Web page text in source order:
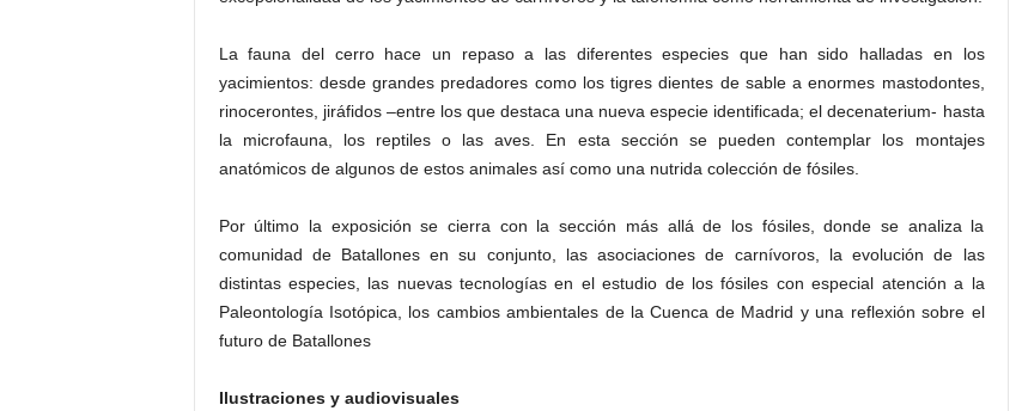
La fauna del cerro hace un repaso a las diferentes especies que han sido halladas en los
yacimientos: desde grandes predadores como los tigres dientes de sable a enormes mastodontes,
rinocerontes, jiráfidos –entre los que destaca una nueva especie identificada; el decenaterium- hasta
la microfauna, los reptiles o las aves. En esta sección se pueden contemplar los montajes
anatómicos de algunos de estos animales así como una nutrida colección de fósiles.
Por último la exposición se cierra con la sección más allá de los fósiles, donde se analiza la
comunidad de Batallones en su conjunto, las asociaciones de carnívoros, la evolución de las
distintas especies, las nuevas tecnologías en el estudio de los fósiles con especial atención a la
Paleontología Isotópica, los cambios ambientales de la Cuenca de Madrid y una reflexión sobre el
futuro de Batallones
Ilustraciones y audiovisuales